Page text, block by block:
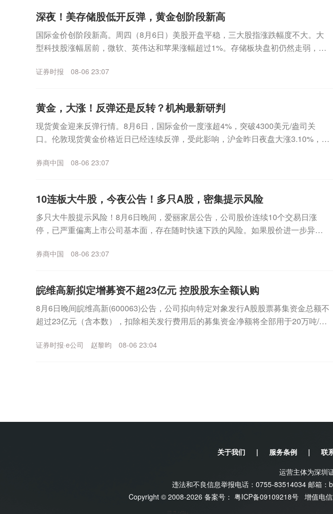
深夜！美存储股低开反弹，黄金创阶段新高
国际金价创阶段新高。周四（8月6日）美股开盘平稳，三大股指涨跌幅度不大。大
型科技股涨幅居前，微软、英伟达和苹果涨幅超过1%。存储板块盘初仍然走弱，SK
证券时报 08-06 23:07
黄金，大涨！反弹还是反转？机构最新研判
现货黄金迎来反弹行情。8月6日，国际金价一度涨超4%，突破4300美元/盎司关
口。伦敦现货黄金价格近日已经连续反弹，受此影响，沪金昨日夜盘大涨3.10%，今
券商中国 08-06 23:07
10连板大牛股，今夜公告！多只A股，密集提示风险
多只大牛股提示风险！8月6日晚间，爱丽家居公告，公司股价连续10个交易日涨
停，已严重偏离上市公司基本面，存在随时快速下跌的风险。如果股价进一步异常
券商中国 08-06 23:07
皖维高新拟定增募资不超23亿元 控股股东全额认购
8月6日晚间皖维高新(600063)公告，公司拟向特定对象发行A股股票募集资金总额不
超过23亿元（含本数），扣除相关发行费用后的募集资金净额将全部用于20万吨/年
证券时报·e公司 赵黎昀 08-06 23:04
关于我们 | 服务条例 | 联
运营主体为深圳
违法和不良信息举报电话：0755-83514034 邮箱：
Copyright © 2008-2026 备案号： 粤ICP备09109218号 增值电